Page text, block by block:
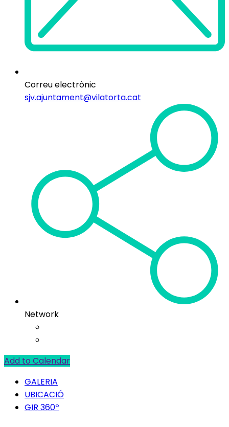
Correu electrònic
sjv.ajuntament@vilatorta.cat
Network
Add to Calendar
GALERIA
UBICACIÓ
GIR 360º